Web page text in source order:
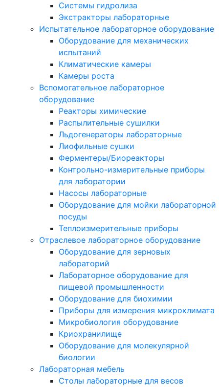
Системы гидролиза
Экстракторы лабораторные
Испытательное лабораторное оборудование
Оборудование для механических
испытаний
Климатические камеры
Камеры роста
Вспомогательное лабораторное
оборудование
Реакторы химические
Распылительные сушилки
Льдогенераторы лабораторные
Лиофильные сушки
Ферментеры/Биореакторы
Контрольно-измерительные приборы
для лаборатории
Насосы лабораторные
Оборудование для мойки лабораторной
посуды
Теплоизмерительные приборы
Отраслевое лабораторное оборудование
Оборудование для зерновых
лабораторий
Лабораторное оборудование для
пищевой промышленности
Оборудование для биохимии
Приборы для измерения микроклимата
Микробиология оборудование
Криохранилище
Оборудование для молекулярной
биологии
Лабораторная мебель
Столы лабораторные для весов